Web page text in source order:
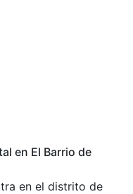
en El Barrio de
en el distrito de